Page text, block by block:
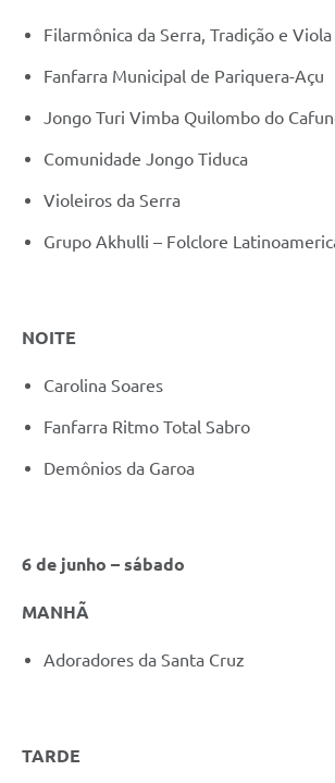
Filarmônica da Serra, Tradição e Viola
Fanfarra Municipal de Pariquera-Açu
Jongo Turi Vimba Quilombo do
Comunidade Jongo Tiduca
Violeiros da Serra
Grupo Akhulli – Folclore
NOITE
Carolina Soares
Fanfarra Ritmo Total Sabro
Demônios da Garoa
6 de junho – sábado
MANHÃ
Adoradores da Santa Cruz
TARDE